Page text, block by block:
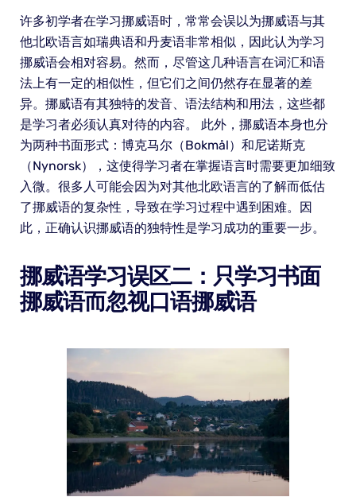
许多初学者在学习挪威语时，常常会误以为挪威语与其
他北欧语言如瑞典语和丹麦语非常相似，因此认为学习
挪威语会相对容易。然而，尽管这几种语言在词汇和语
法上有一定的相似性，但它们之间仍然存在显著的差
异。挪威语有其独特的发音、语法结构和用法，这些都
是学习者必须认真对待的内容。 此外，挪威语本身也分
为两种书面形式：博克马尔（Bokmål）和尼诺斯克
（Nynorsk），这使得学习者在掌握语言时需要更加细致
入微。很多人可能会因为对其他北欧语言的了解而低估
了挪威语的复杂性，导致在学习过程中遇到困难。因
此，正确认识挪威语的独特性是学习成功的重要一步。
挪威语学习误区二：只学习书面
挪威语而忽视口语挪威语